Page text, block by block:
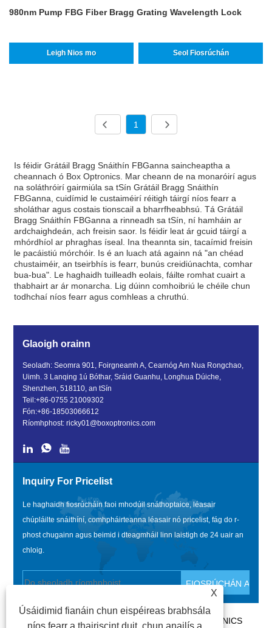
980nm Pump FBG Fiber Bragg Grating Wavelength Lock
Leigh Nios mo Seol Fiosrúchán
1
Is féidir Grátáil Bragg Snáithín FBGanna saincheaptha a
cheannach ó Box Optronics. Mar cheann de na monaróirí agus
na soláthróirí gairmiúla sa tSín Grátáil Bragg Snáithín
FBGanna, cuidímid le custaiméirí réitigh táirgí níos fearr a
sholáthar agus costais tionscail a bharrfheabhsú. Tá Grátáil
Bragg Snáithín FBGanna a rinneadh sa tSín, ní hamháin ar
ardchaighdeán, ach freisin saor. Is féidir leat ár gcuid táirgí a
mhórdhíol ar phraghas íseal. Ina theannta sin, tacaímid freisin
le pacáistiú mórchóir. Is é an luach atá againn ná "an chéad
chustaiméir, an tseirbhís is fearr, bunús creidiúnachta, comhar
bua-bua". Le haghaidh tuilleadh eolais, fáilte romhat cuairt a
thabhairt ar ár monarcha. Lig dúinn comhoibriú le chéile chun
todhchaí níos fearr agus comhleas a chruthú.
Glaoigh orainn
Seoladh: Seomra 901, Foirgneamh A, Cearnóg Am Nua Rongchao,
Uimh. 3 Lanqing 1ú Bóthar, Sráid Guanhu, Longhua Dúiche,
Shenzhen, 518110, an tSín
Teil:+86-0755 21009302
Fón:+86-18503066612
Ríomhphost:ricky01@boxoptronics.com
Inquiry For Pricelist
Le haghaidh fiosrúcháin faoi mhodúil snáthoptaice, léasair
chúpláilte snáithíní, comhpháirteanna léasair nó pricelist, fág do r-
phost chugainn agus beimid i dteagmháil linn laistigh de 24 uair an
chloig.
CÓIPCHEART @ 2020 SHENZHEN BOX OPTRONICS
X
Úsáidimid fianáin chun eispéireas brabhsála
níos fearr a thairiscint duit, chun anailís a